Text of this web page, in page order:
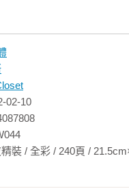
的字體設計
字體設計
體設計
的字體設計
– Wir sind das Kapital! 的
밝혀라 的字體設計
늘 的字體設計
02-10
精裝 / 全彩 / 240頁 /